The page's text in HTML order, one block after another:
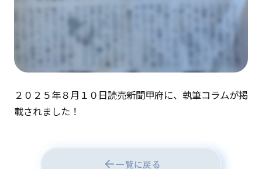
２０２５年８月１０日読売新聞甲府に、執筆コラムが掲
載されました！
一覧に戻る